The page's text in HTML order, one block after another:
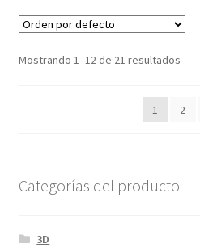
Mostrando 1–12 de 21 resultados
1 2
Categorías del producto
3D